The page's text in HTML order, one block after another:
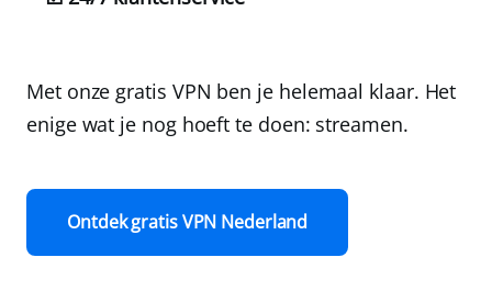
Met onze gratis VPN ben je helemaal klaar. Het
enige wat je nog hoeft te doen: streamen.
Ontdek gratis VPN Nederland